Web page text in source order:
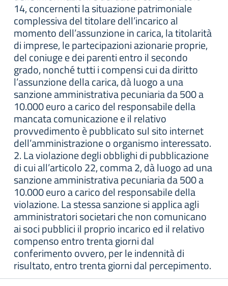
14, concernenti la situazione patrimoniale
complessiva del titolare dell’incarico al
momento dell’assunzione in carica, la titolarità
di imprese, le partecipazioni azionarie proprie,
del coniuge e dei parenti entro il secondo
grado, nonché tutti i compensi cui da diritto
l’assunzione della carica, dà luogo a una
sanzione amministrativa pecuniaria da 500 a
10.000 euro a carico del responsabile della
mancata comunicazione e il relativo
provvedimento è pubblicato sul sito internet
dell’amministrazione o organismo interessato.
2. La violazione degli obblighi di pubblicazione
di cui all’articolo 22, comma 2, dà luogo ad una
sanzione amministrativa pecuniaria da 500 a
10.000 euro a carico del responsabile della
violazione. La stessa sanzione si applica agli
amministratori societari che non comunicano
ai soci pubblici il proprio incarico ed il relativo
compenso entro trenta giorni dal
conferimento ovvero, per le indennità di
risultato, entro trenta giorni dal percepimento.